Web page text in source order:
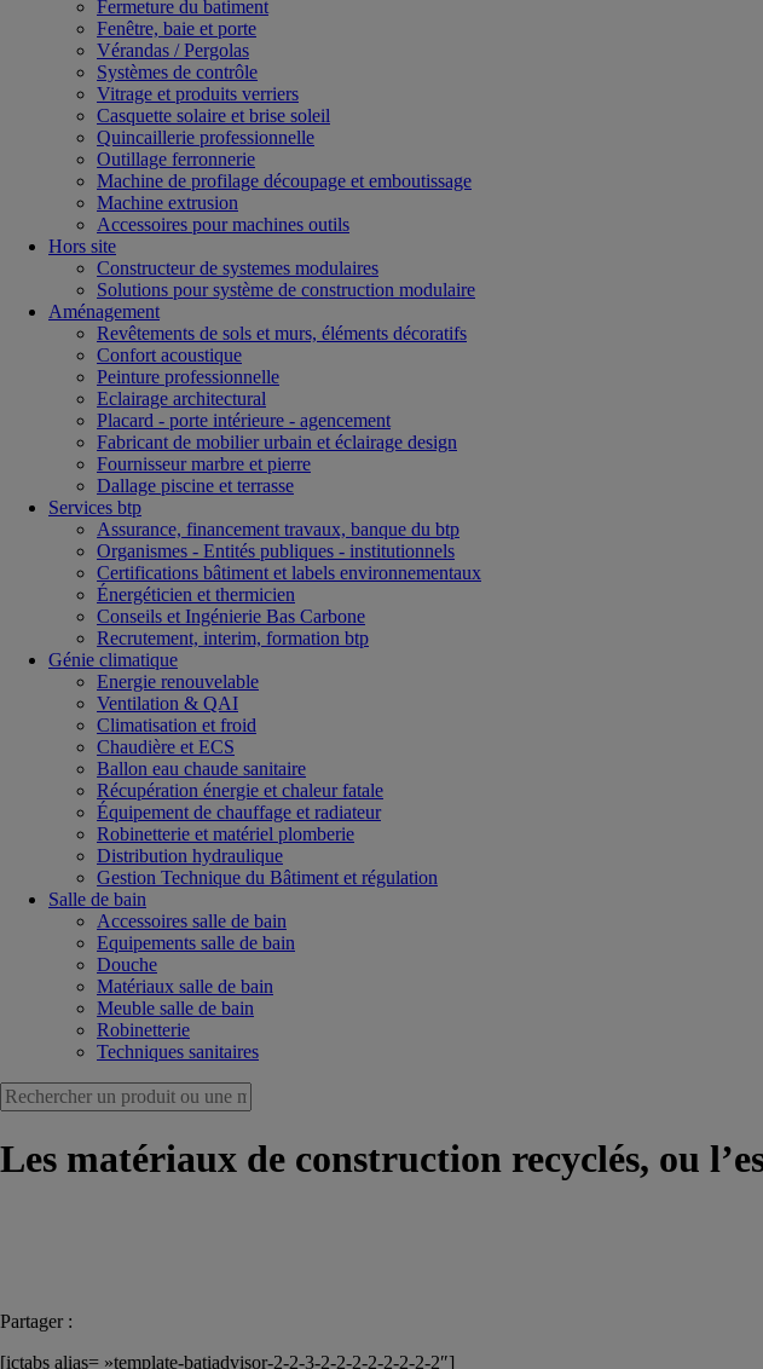
Fermeture du batiment
Fenêtre, baie et porte
Vérandas / Pergolas
Systèmes de contrôle
Vitrage et produits verriers
Casquette solaire et brise soleil
Quincaillerie professionnelle
Outillage ferronnerie
Machine de profilage découpage et emboutissage
Machine extrusion
Accessoires pour machines outils
Hors site
Constructeur de systemes modulaires
Solutions pour système de construction modulaire
Aménagement
Revêtements de sols et murs, éléments décoratifs
Confort acoustique
Peinture professionnelle
Eclairage architectural
Placard - porte intérieure - agencement
Fabricant de mobilier urbain et éclairage design
Fournisseur marbre et pierre
Dallage piscine et terrasse
Services btp
Assurance, financement travaux, banque du btp
Organismes - Entités publiques - institutionnels
Certifications bâtiment et labels environnementaux
Énergéticien et thermicien
Conseils et Ingénierie Bas Carbone
Recrutement, interim, formation btp
Génie climatique
Energie renouvelable
Ventilation & QAI
Climatisation et froid
Chaudière et ECS
Ballon eau chaude sanitaire
Récupération énergie et chaleur fatale
Équipement de chauffage et radiateur
Robinetterie et matériel plomberie
Distribution hydraulique
Gestion Technique du Bâtiment et régulation
Salle de bain
Accessoires salle de bain
Equipements salle de bain
Douche
Matériaux salle de bain
Meuble salle de bain
Robinetterie
Techniques sanitaires
Les matériaux de construction recyclés, ou
Partager :
[ictabs alias= »template-batiadvisor-2-2-3-2-2-2-2-2-2-2-2″]